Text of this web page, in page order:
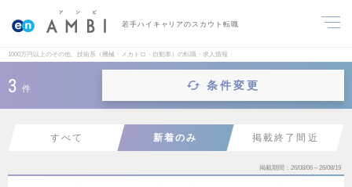
若手ハイキャリアのスカウト転職
1000万円以上のその他、技術系（機械・メカトロ・自動車）の転職・求人情報
3 件 条件変更
すべて 新着のみ 掲載終了間近
掲載期間 26/08/06～26/08/19